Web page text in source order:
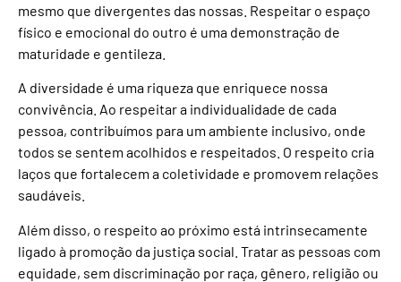
mesmo que divergentes das nossas. Respeitar o espaço
físico e emocional do outro é uma demonstração de
maturidade e gentileza.
A diversidade é uma riqueza que enriquece nossa
convivência. Ao respeitar a individualidade de cada
pessoa, contribuímos para um ambiente inclusivo, onde
todos se sentem acolhidos e respeitados. O respeito cria
laços que fortalecem a coletividade e promovem relações
saudáveis.
Além disso, o respeito ao próximo está intrinsecamente
ligado à promoção da justiça social. Tratar as pessoas com
equidade, sem discriminação por raça, gênero, religião ou